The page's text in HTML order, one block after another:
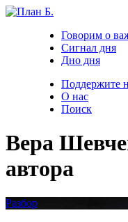
Говорим о
Сигнал дня
Дно дня
Поддержите
О нас
Поиск
Вера
автора
Разбор